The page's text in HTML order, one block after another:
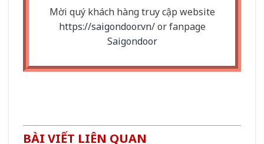
Mời quý khách hàng truy cập website
https://saigondoor.vn/ or fanpage
Saigondoor
BÀI VIẾT LIÊN QUAN